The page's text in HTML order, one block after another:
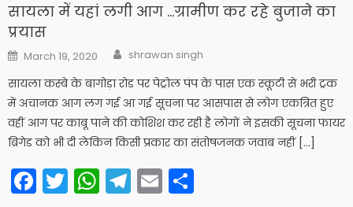
सायला में यहां लगी आग …ग्रामीण कर रहे बुजाने का
प्रयास
Posted
on
March 19, 2020 Author
shrawan singh
सायला कस्बे के बागोड़ा रोड पर पेट्रोल पंप के पास एक स्कूटी से भरी ट्रक
में अचानक आग लग गई आ गई सूचना पर आसपास से लोग एकत्रित हुए
वहीं आग पर काबू पाने की कोशिश कर रही है लोगों ने इसकी सूचना फायर
ब्रिगेड को भी दी लेकिन किसी प्रकार का संतोषजनक जवाब नहीं […]
Facebook
Twitter
WhatsApp
Telegram
Email